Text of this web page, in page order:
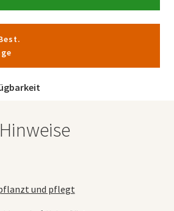
und pflegt